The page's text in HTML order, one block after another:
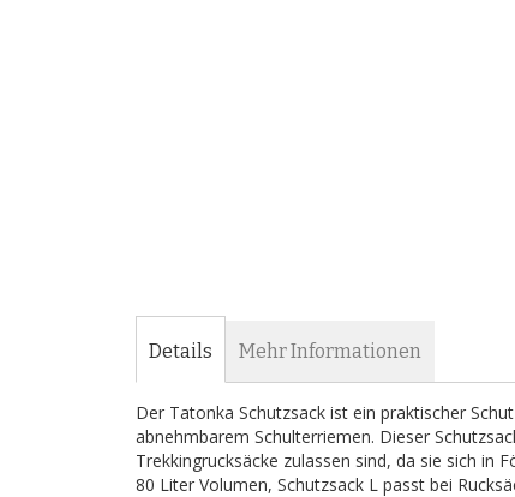
Details
Der Tatonka Schutzsack ist ein praktischer
abnehmbarem Schulterriemen. Dieser
Trekkingrucksäcke zulassen sind, da sie sich in
80 Liter Volumen, Schutzsack L passt bei
Mehr Informationen